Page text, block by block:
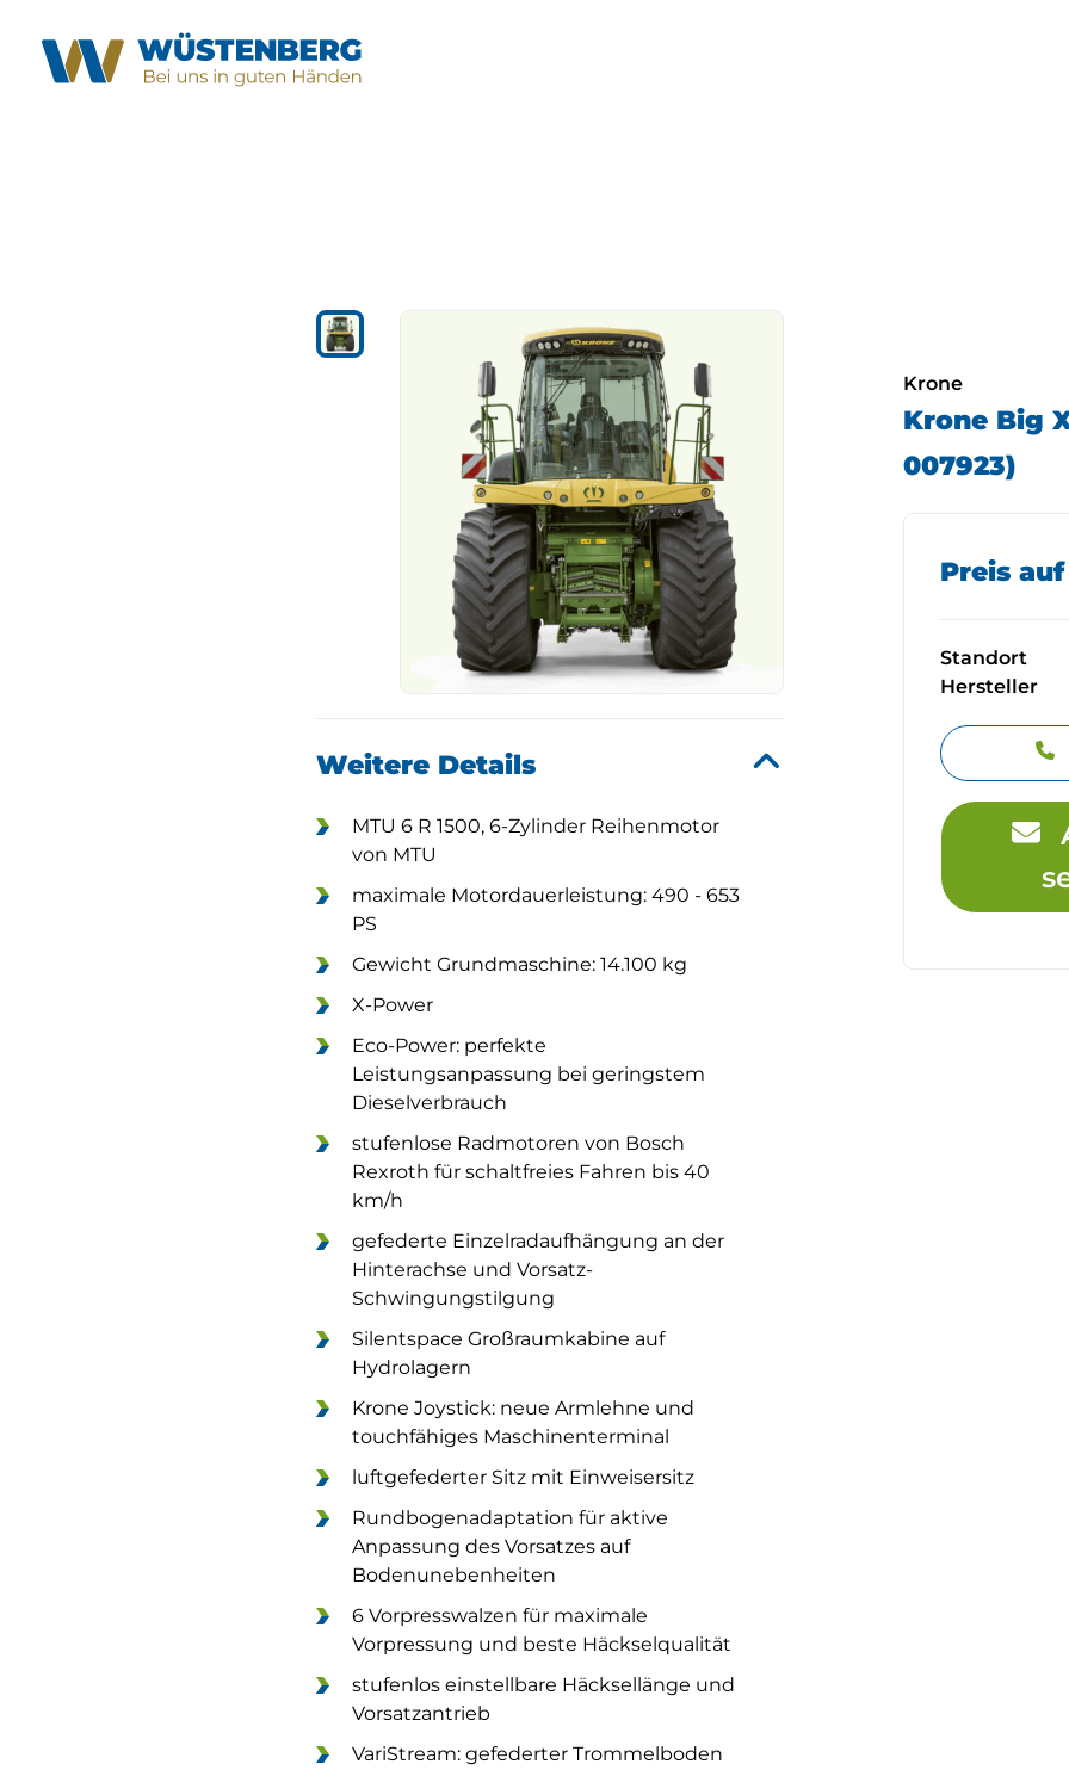
Weitere Details
MTU 6 R 1500, 6-Zylinder Reihenmotor
von MTU
maximale Motordauerleistung: 490 - 653
PS
Gewicht Grundmaschine: 14.100 kg
X-Power
Eco-Power: perfekte
Leistungsanpassung bei geringstem
Dieselverbrauch
stufenlose Radmotoren von Bosch
Rexroth für schaltfreies Fahren bis 40
km/h
gefederte Einzelradaufhängung an der
Hinterachse und Vorsatz-
Schwingungstilgung
Silentspace Großraumkabine auf
Hydrolagern
Krone Joystick: neue Armlehne und
touchfähiges Maschinenterminal
luftgefederter Sitz mit Einweisersitz
Rundbogenadaptation für aktive
Anpassung des Vorsatzes auf
Bodenunebenheiten
6 Vorpresswalzen für maximale
Vorpressung und beste Häckselqualität
stufenlos einstellbare Häcksellänge und
Vorsatzantrieb
VariStream: gefederter Trommelboden
Krone
Krone Big
007923)
Preis
Standort
Hersteller